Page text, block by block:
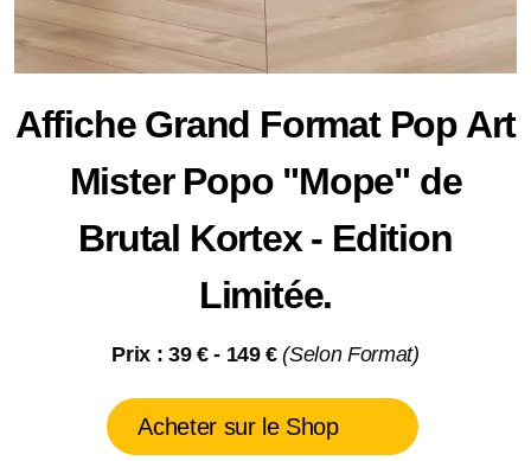
Affiche Grand Format Pop Art
Mister Popo "Mope" de
Brutal Kortex - Edition
Limitée.
Prix : 39 € - 149 €(Selon Format)
Acheter sur le Shop